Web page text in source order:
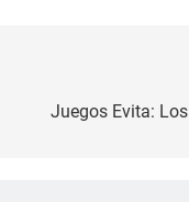
Juegos Evita: